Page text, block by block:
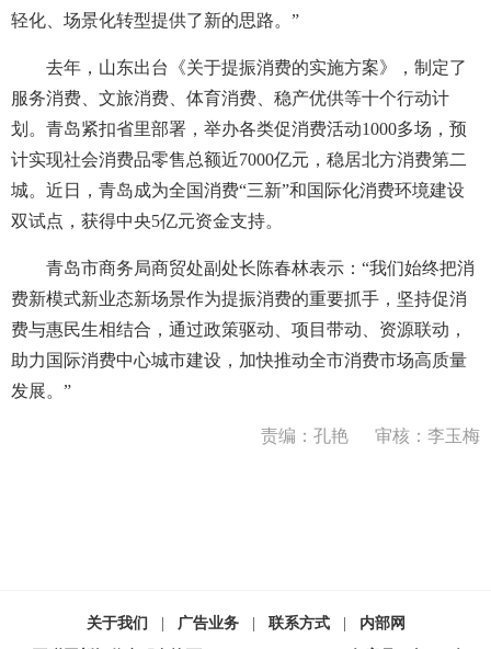
轻化、场景化转型提供了新的思路。”
去年，山东出台《关于提振消费的实施方案》，制定了
服务消费、文旅消费、体育消费、稳产优供等十个行动计
划。青岛紧扣省里部署，举办各类促消费活动1000多场，预
计实现社会消费品零售总额近7000亿元，稳居北方消费第二
城。近日，青岛成为全国消费“三新”和国际化消费环境建设
双试点，获得中央5亿元资金支持。
青岛市商务局商贸处副处长陈春林表示：“我们始终把消
费新模式新业态新场景作为提振消费的重要抓手，坚持促消
费与惠民生相结合，通过政策驱动、项目带动、资源联动，
助力国际消费中心城市建设，加快推动全市消费市场高质量
发展。”
责编：孔艳 审核：李玉梅
关于我们 广告业务 联系方式
内部网